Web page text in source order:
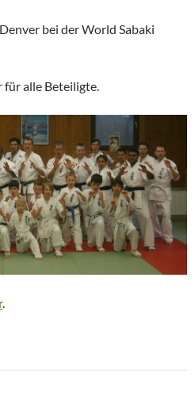
bei der World Sabaki
für alle Beteiligte.
.